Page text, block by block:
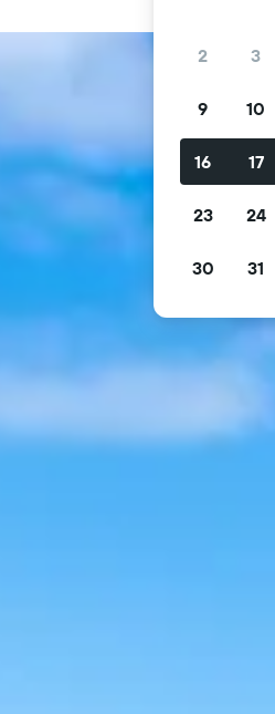
2 3
9 10
16 17
23 24
30 31